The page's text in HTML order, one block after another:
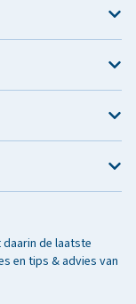
de laatste
en tips & advies van